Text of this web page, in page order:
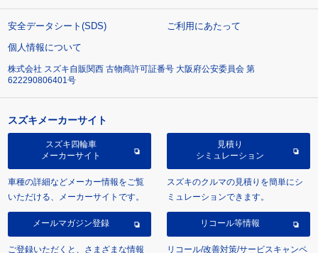
安全データシート(SDS)
ご利用にあたって
個人情報について
株式会社 スズキ自販関西 古物商許可証番号 大阪府公安委員会 第
622290806401号
スズキメーカーサイト
スズキ四輪車
メーカーサイト
車種の詳細などメーカー情報をご覧
いただける、メーカーサイトです。
見積り
シミュレーション
スズキのクルマの見積りを簡単にシ
ミュレーションできます。
メールマガジン登録
ご登録いただくと、さまざまな情報
リコール等情報
リコール/改善対策/サービスキャンペ